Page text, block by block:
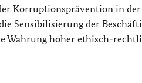
Korruptionsprävention in
Sensibilisierung der
Wahrung hoher ethisch-